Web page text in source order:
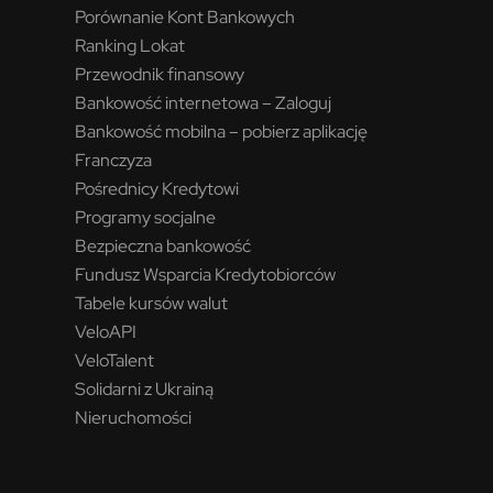
Porównanie Kont Bankowych
Ranking Lokat
Przewodnik finansowy
Bankowość internetowa – Zaloguj
Bankowość mobilna – pobierz aplikację
Franczyza
Pośrednicy Kredytowi
Programy socjalne
Bezpieczna bankowość
Fundusz Wsparcia Kredytobiorców
Tabele kursów walut
VeloAPI
VeloTalent
Solidarni z Ukrainą
Nieruchomości